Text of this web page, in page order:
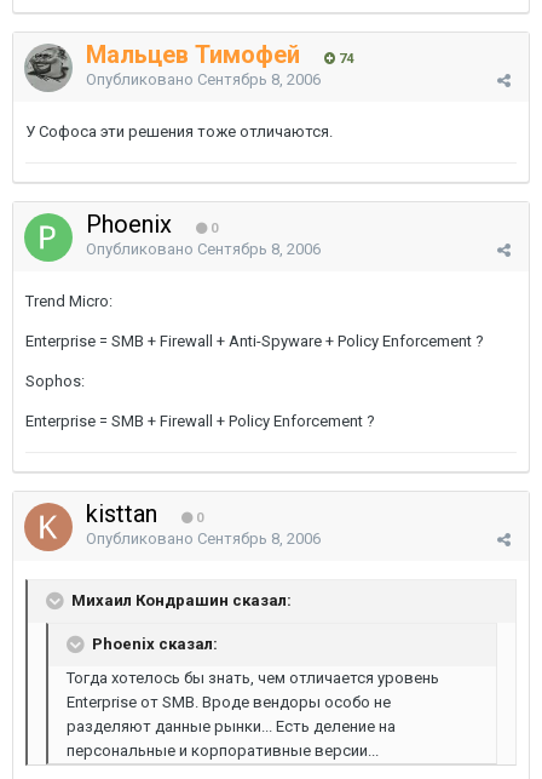
Мальцев Тимофей 74
Опубликовано Сентябрь 8, 2006
У Софоса эти решения тоже отличаются.
Phoenix 0
Опубликовано Сентябрь 8, 2006
Trend Micro:
Enterprise = SMB + Firewall + Anti-Spyware + Policy Enforcement ?
Sophos:
Enterprise = SMB + Firewall + Policy Enforcement ?
kisttan 0
Опубликовано Сентябрь 8, 2006
Михаил Кондрашин сказал:
Phoenix сказал:
Тогда хотелось бы знать, чем отличается уровень
Enterprise от SMB. Вроде вендоры особо не
разделяют данные рынки... Есть деление на
персональные и корпоративные версии...